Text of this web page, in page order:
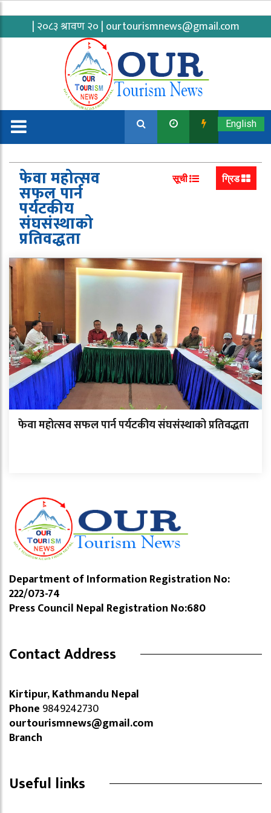
| २०८३ श्रावण २० | ourtourismnews@gmail.com
English
फेवा महोत्सव
सफल पार्न
पर्यटकीय
संघसंस्थाको
प्रतिवद्धता
सूची ग्रिड
फेवा महोत्सव सफल पार्न पर्यटकीय संघसंस्थाको प्रतिवद्धता
Department of Information Registration No:
222/073-74
Press Council Nepal Registration No:680
Contact Address
Kirtipur, Kathmandu Nepal
Phone 9849242730
ourtourismnews@gmail.com
Branch
Useful links